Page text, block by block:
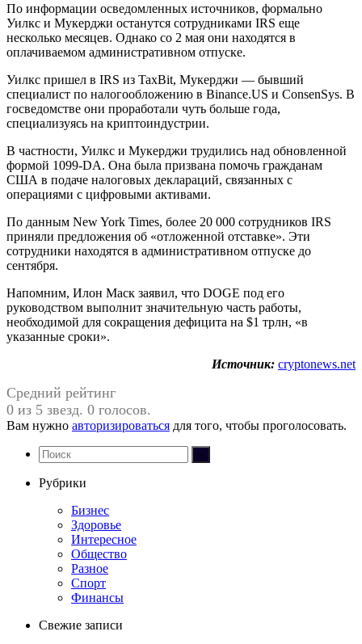
По информации осведомленных источников, формально
Уилкс и Мукерджи останутся сотрудниками IRS еще
несколько месяцев. Однако со 2 мая они находятся в
оплачиваемом административном отпуске.
Уилкс пришел в IRS из TaxBit, Мукерджи — бывший
специалист по налогообложению в Binance.US и ConsenSys. В
госведомстве они проработали чуть больше года,
специализуясь на криптоиндустрии.
В частности, Уилкс и Мукерджи трудились над обновленной
формой 1099-DA. Она была призвана помочь гражданам
США в подаче налоговых деклараций, связанных с
операциями с цифровыми активами.
По данным New York Times, более 20 000 сотрудников IRS
приняли предложения об «отложенной отставке». Эти
сотрудники находятся в административном отпуске до
сентября.
Напомним, Илон Маск заявил, что DOGE под его
руководством выполнит значительную часть работы,
необходимой для сокращения дефицита на $1 трлн, «в
указанные сроки».
Источник: cryptonews.net
Средний рейтинг
0 из 5 звезд. 0 голосов.
Вам нужно авторизироваться для того, чтобы проголосовать.
Рубрики
Бизнес
Здоровье
Интересное
Общество
Разное
Спорт
Финансы
Свежие записи